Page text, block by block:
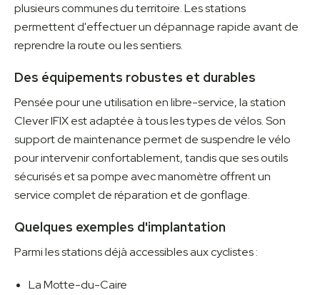
plusieurs communes du territoire. Les stations
permettent d'effectuer un dépannage rapide avant de
reprendre la route ou les sentiers.
Des équipements robustes et durables
Pensée pour une utilisation en libre-service, la station
Clever IFIX est adaptée à tous les types de vélos. Son
support de maintenance permet de suspendre le vélo
pour intervenir confortablement, tandis que ses outils
sécurisés et sa pompe avec manomètre offrent un
service complet de réparation et de gonflage.
Quelques exemples d'implantation
Parmi les stations déjà accessibles aux cyclistes :
La Motte-du-Caire